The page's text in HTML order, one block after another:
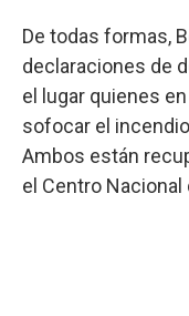
De todas formas,
declaraciones de
el lugar quienes
sofocar el
Ambos están
el Centro